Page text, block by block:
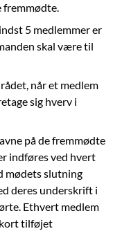
fremmødte.
5 medlemmer er
skal være til
når et medlem
sig hverv i
på de fremmødte
indføres ved hvert
mødets slutning
deres underskrift i
Ethvert medlem
kort tilføjet